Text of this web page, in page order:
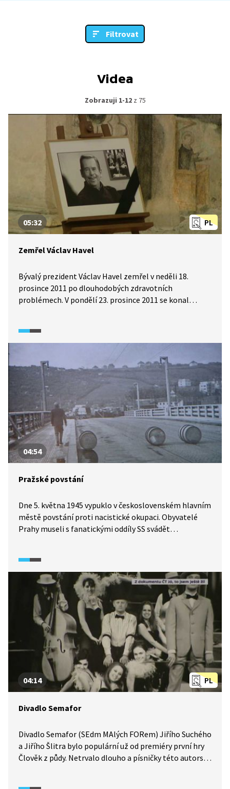
Filtrovat
Videa
Zobrazuji 1-12z 75
PL
05:32
Zemřel Václav Havel
Bývalý prezident Václav Havel zemřel v neděli 18.
prosince 2011 po dlouhodobých zdravotních
problémech. V pondělí 23. prosince 2011 se konal
04:54
Pražské povstání
Dne 5. května 1945 vypuklo v československém hlavním
městě povstání proti nacistické okupaci. Obyvatelé
Prahy museli s fanatickými oddíly SS svádět
na reportáž regionálního zpravodajského pořad
Z metropole (2015).
PL
04:14
Divadlo Semafor
Divadlo Semafor (SEdm MAlých FORem) Jiřího Suchého
a Jiřího Šlitra bylo populární už od premiéry první hry
Člověk z půdy. Netrvalo dlouho a písničky této autorské